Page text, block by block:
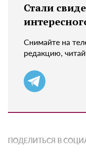
Стали
Снимайте на
редакцию,
ПОДЕЛИТЬСЯ В